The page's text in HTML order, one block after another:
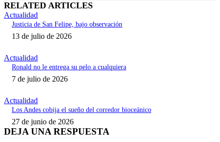
RELATED ARTICLES
Actualidad
Justicia de San Felipe, bajo observación
13 de julio de 2026
Actualidad
Ronald no le entrega su pelo a cualquiera
7 de julio de 2026
Actualidad
Los Andes cobija el sueño del corredor bioceánico
27 de junio de 2026
DEJA UNA RESPUESTA